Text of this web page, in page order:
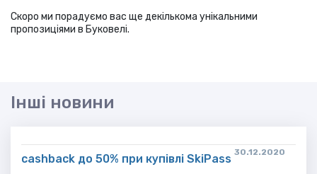
Скоро ми порадуємо вас ще декількома унікальними
пропозиціями в Буковелі.
Інші новини
30.12.2020
cashback до 50% при купівлі SkiPass